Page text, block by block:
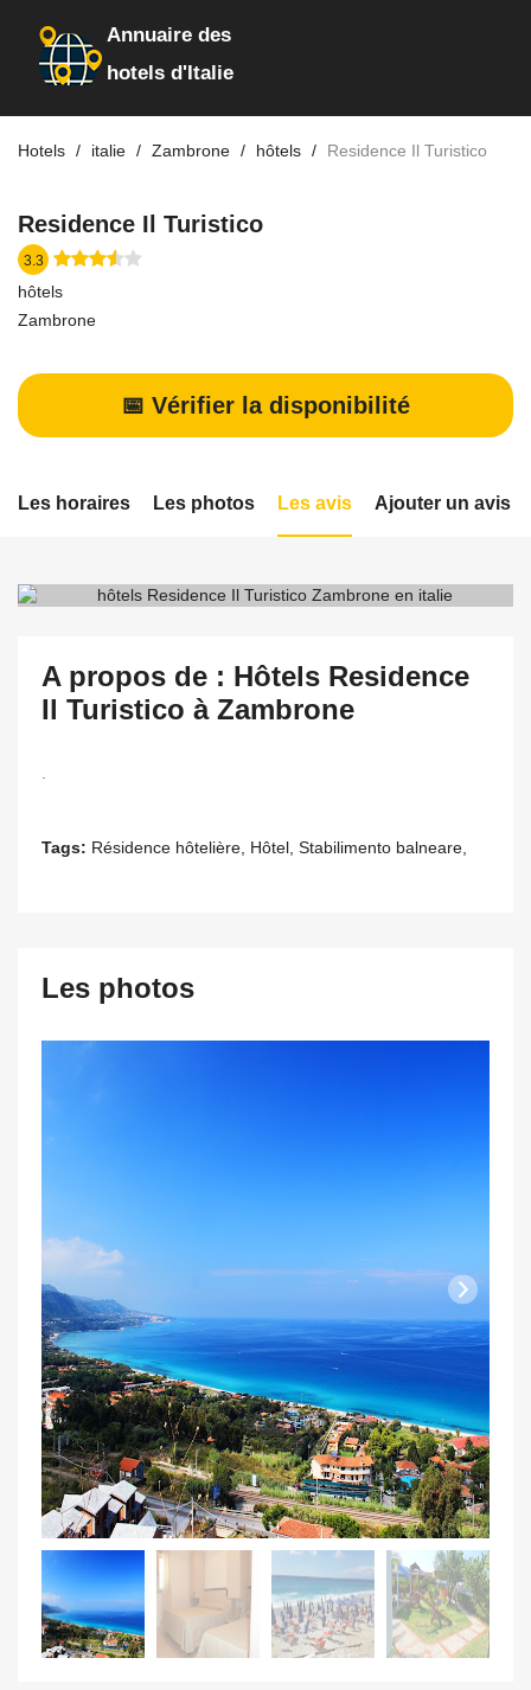
Annuaire des
hotels d'Italie
Hotels italie Zambrone hôtels Residence Il Turistico
Residence Il Turistico
3.3
hôtels
Zambrone
📅 Vérifier la disponibilité
Les horaires Les photos Les avis Ajouter un avis
A propos de : Hôtels Residence
Il Turistico à Zambrone
Tags: Résidence hôtelière, Hôtel, Stabilimento balneare,
Les photos